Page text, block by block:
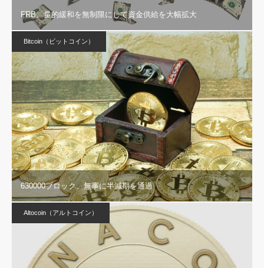
FRB、量的緩和を無制限にして資金供給を大幅拡大
Bitcoin（ビットコイン）
630000ブロック、無事に半減期を通過
Altocoin（アルトコイン）